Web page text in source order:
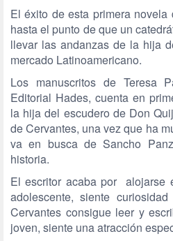
El éxito de esta primera
hasta el punto de que un
llevar las andanzas de la hija
mercado Latinoamericano.
Los manuscritos de Teresa
Editorial Hades, cuenta en
la hija del escudero de Don
de Cervantes, una vez que ha
va en busca de Sancho
historia.
El escritor acaba por alojarse
adolescente, siente
Cervantes consigue leer y
joven, siente una atracción